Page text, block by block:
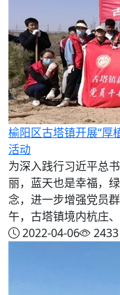
榆阳区古塔镇开展“厚
活动
为深入践行习近平总
丽，蓝天也是幸福，
念，进一步增强党员
午，古塔镇境内杭庄
2022-04-06
2433